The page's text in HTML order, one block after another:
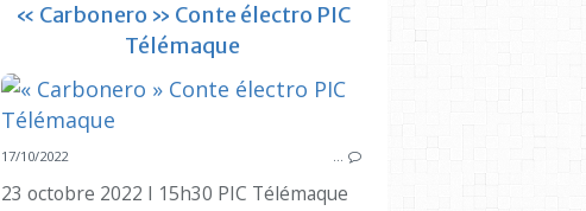
DÉCÉS
LA PROVENCE
« Carbonero » Conte électro PIC
Télémaque
17/10/2022 …
23 octobre 2022 I 15h30 PIC Télémaque
SYNDICAT DES INITIATIVES